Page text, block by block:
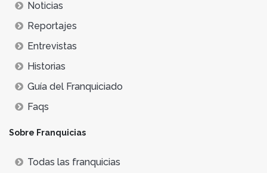
Noticias
Reportajes
Entrevistas
Historias
Guía del Franquiciado
Faqs
Sobre Franquicias
Todas las franquicias